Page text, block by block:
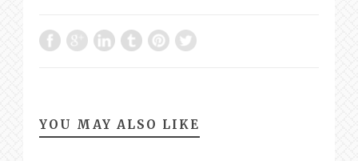
YOU MAY ALSO LIKE